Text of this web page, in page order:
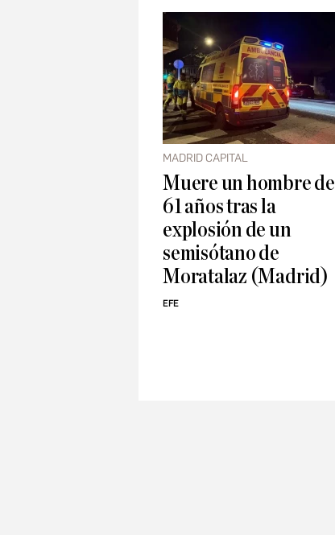
MADRID CAPITAL
Muere un hombre de
61 años tras la
explosión de un
semisótano de
Moratalaz (Madrid)
EFE